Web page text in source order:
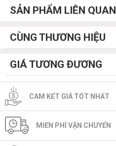
SẢN PHẨM LIÊN QUAN
CÙNG THƯƠNG HIỆU
GIÁ TƯƠNG ĐƯƠNG
CAM KẾT GIÁ TỐT NHẤT
MIẾN PHÍ VẬN CHUYỂN